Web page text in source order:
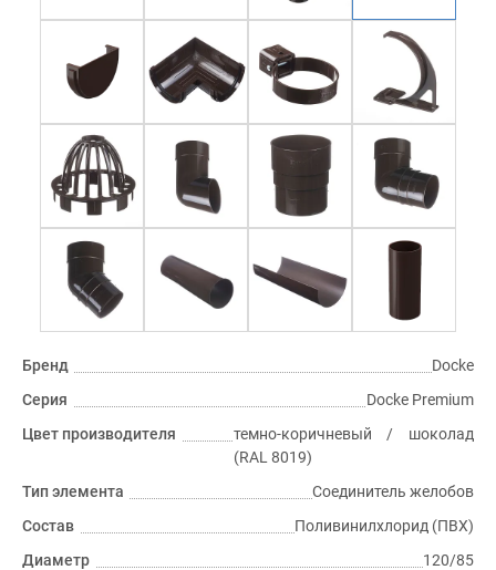
Бренд
Docke
Серия
Docke Premium
Цвет производителя
темно-коричневый / шоколад
(RAL 8019)
Тип элемента
Соединитель желобов
Состав
Поливинилхлорид (ПВХ)
Диаметр
120/85